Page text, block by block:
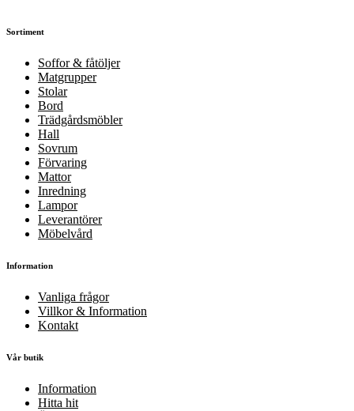
Sortiment
Soffor & fåtöljer
Matgrupper
Stolar
Bord
Trädgårdsmöbler
Hall
Sovrum
Förvaring
Mattor
Inredning
Lampor
Leverantörer
Möbelvård
Information
Vanliga frågor
Villkor & Information
Kontakt
Vår butik
Information
Hitta hit